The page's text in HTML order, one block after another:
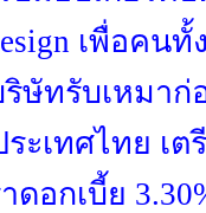
เพื่อคนทั้
ษัทรับเหมาก่
ะเทศไทย เ
ดอกเบี้ย